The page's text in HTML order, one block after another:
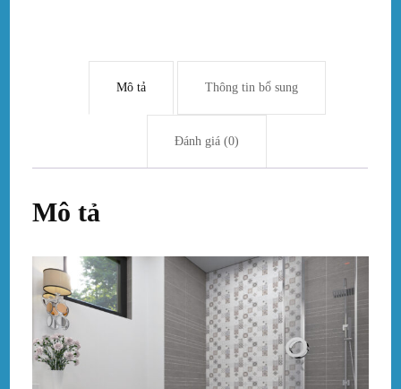
Mô tả Thông tin bổ sung
Đánh giá (0)
Mô tả